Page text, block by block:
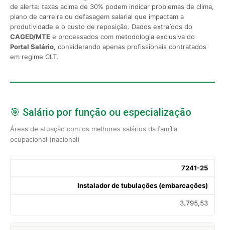
de alerta: taxas acima de 30% podem indicar problemas de clima,
plano de carreira ou defasagem salarial que impactam a
produtividade e o custo de reposição. Dados extraídos do
CAGED/MTE e processados com metodologia exclusiva do
Portal Salário, considerando apenas profissionais contratados
em regime CLT.
🎯 Salário por função ou especialização
Áreas de atuação com os melhores salários da família
ocupacional (nacional)
7241-25
Instalador de tubulações (embarcações)
3.795,53